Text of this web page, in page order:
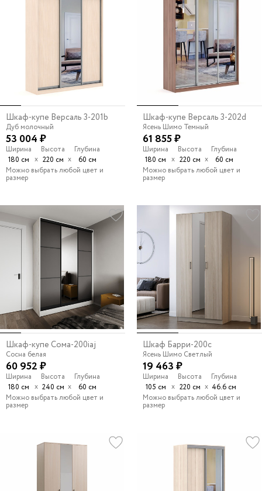
Шкаф-купе Версаль 3-201b
Дуб молочный
53 004 ₽
Ширина
180 см х
Высота
220 см х
Глубина
60 см
Можно выбрать любой цвет и
размер
Шкаф-купе Версаль 3-202d
Ясень Шимо Темный
61 855 ₽
Ширина
180 см х
Высота
220 см х
Глубина
60 см
Можно выбрать любой цвет и
размер
Шкаф-купе Сома-200iaj
Сосна белая
60 952 ₽
Ширина
180 см х
Высота
240 см х
Глубина
60 см
Можно выбрать любой цвет и
размер
Шкаф Барри-200c
Ясень Шимо Светлый
19 463 ₽
Ширина
105 см х
Высота
220 см х
Глубина
46.6 см
Можно выбрать любой цвет и
размер